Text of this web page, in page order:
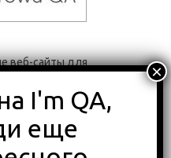
веб-сайты для
со всего мира.
следующие типы